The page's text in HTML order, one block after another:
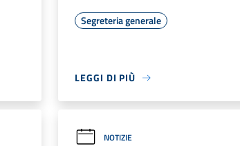
Segreteria generale
LEGGI DI PIÙ
NOTIZIE